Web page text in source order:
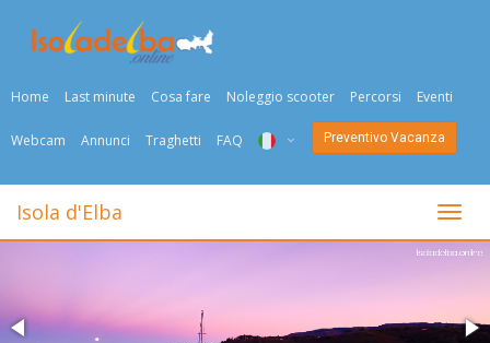
Home Last minute Cosa fare Noleggio scooter Percorsi Eventi
Webcam Annunci Traghetti FAQ
ENG
NED
Preventivo Vacanza
Togli
Isola d'Elba